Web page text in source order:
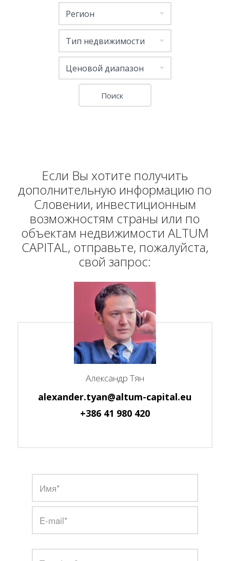
Регион
Тип недвижимости
Ценовой диапазон
Если Вы хотите получить
дополнительную информацию по
Словении, инвестиционным
возможностям страны или по
объектам недвижимости ALTUM
CAPITAL, отправьте, пожалуйста,
свой запрос:
Александр Тян
alexander.tyan@altum-capital.eu
+386 41 980 420